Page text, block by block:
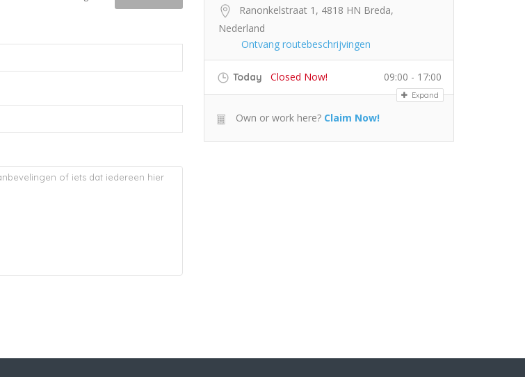
Ranonkelstraat 1, 4818 HN Breda,
Nederland
Ontvang routebeschrijvingen
Today Closed Now! 09:00 - 17:00
Expand
Own or work here? Claim Now!